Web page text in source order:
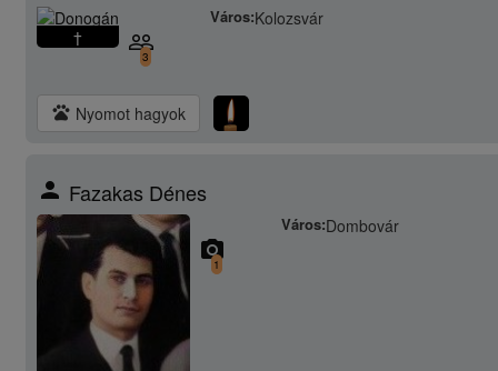
†
Város:Kolozsvár
people_outline
3
pets Nyomot hagyok
person Fazakas Dénes
Város:Dombovár
camera_alt
1